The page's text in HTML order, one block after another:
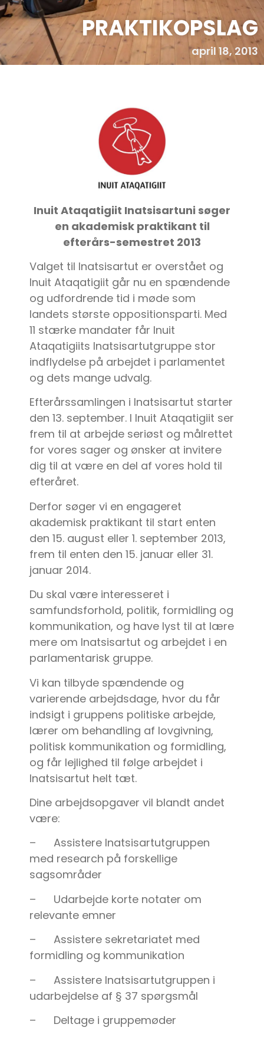
PRAKTIKOPSLAG
april 18, 2013
Inuit Ataqatigiit Inatsisartuni søger
en akademisk praktikant til
efterårs-semestret 2013
Valget til Inatsisartut er overstået og
Inuit Ataqatigiit går nu en spændende
og udfordrende tid i møde som
landets største oppositionsparti. Med
11 stærke mandater får Inuit
Ataqatigiits Inatsisartutgruppe stor
indflydelse på arbejdet i parlamentet
og dets mange udvalg.
Efterårssamlingen i Inatsisartut starter
den 13. september. I Inuit Ataqatigiit ser
frem til at arbejde seriøst og målrettet
for vores sager og ønsker at invitere
dig til at være en del af vores hold til
efteråret.
Derfor søger vi en engageret
akademisk praktikant til start enten
den 15. august eller 1. september 2013,
frem til enten den 15. januar eller 31.
januar 2014.
Du skal være interesseret i
samfundsforhold, politik, formidling og
kommunikation, og have lyst til at lære
mere om Inatsisartut og arbejdet i en
parlamentarisk gruppe.
Vi kan tilbyde spændende og
varierende arbejdsdage, hvor du får
indsigt i gruppens politiske arbejde,
lærer om behandling af lovgivning,
politisk kommunikation og formidling,
og får lejlighed til følge arbejdet i
Inatsisartut helt tæt.
Dine arbejdsopgaver vil blandt andet
være:
– Assistere Inatsisartutgruppen
med research på forskellige
sagsområder
– Udarbejde korte notater om
relevante emner
– Assistere sekretariatet med
formidling og kommunikation
– Assistere Inatsisartutgruppen i
udarbejdelse af § 37 spørgsmål
– Deltage i gruppemøder